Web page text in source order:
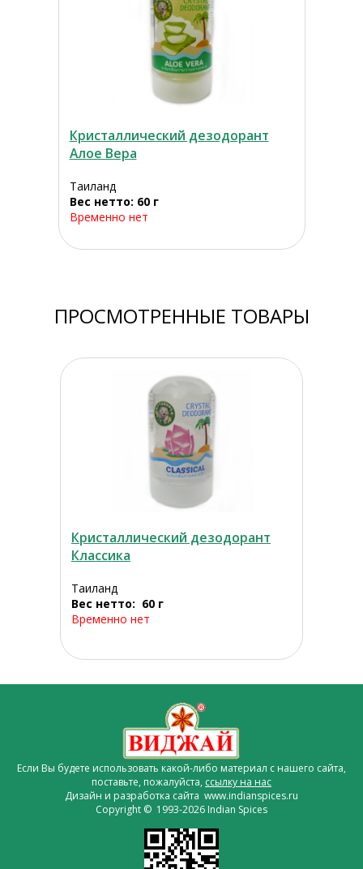
Кристаллический дезодорант
Алое Вера
Таиланд
Вес нетто: 60 г
Временно нет
ПРОСМОТРЕННЫЕ ТОВАРЫ
Кристаллический дезодорант
Классика
Таиланд
Вес нетто: 60 г
Временно нет
Если Вы будете использовать какой-либо материал с нашего сайта,
поставьте, пожалуйста, ссылку на нас
Дизайн и разработка сайта www.indianspices.ru
Copyright © 1993-2026 Indian Spices